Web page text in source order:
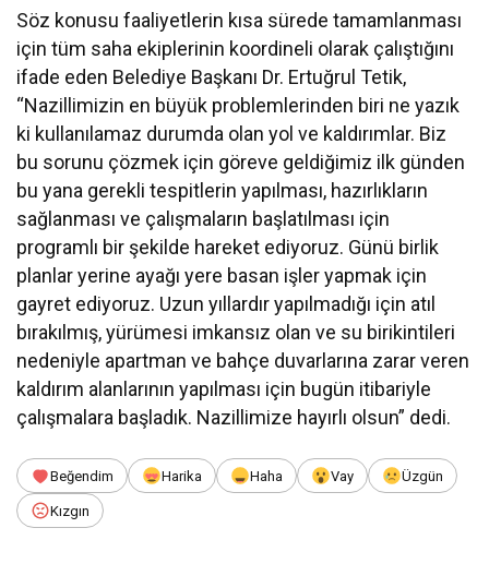
Söz konusu faaliyetlerin kısa sürede tamamlanması
için tüm saha ekiplerinin koordineli olarak çalıştığını
ifade eden Belediye Başkanı Dr. Ertuğrul Tetik,
“Nazillimizin en büyük problemlerinden biri ne yazık
ki kullanılamaz durumda olan yol ve kaldırımlar. Biz
bu sorunu çözmek için göreve geldiğimiz ilk günden
bu yana gerekli tespitlerin yapılması, hazırlıkların
sağlanması ve çalışmaların başlatılması için
programlı bir şekilde hareket ediyoruz. Günü birlik
planlar yerine ayağı yere basan işler yapmak için
gayret ediyoruz. Uzun yıllardır yapılmadığı için atıl
bırakılmış, yürümesi imkansız olan ve su birikintileri
nedeniyle apartman ve bahçe duvarlarına zarar veren
kaldırım alanlarının yapılması için bugün itibariyle
çalışmalara başladık. Nazillimize hayırlı olsun” dedi.
Beğendim Harika Haha Vay Üzgün
Kızgın